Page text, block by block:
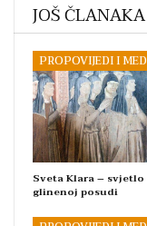
JOŠ
Sveta Klara – svjetlo
glinenoj posudi